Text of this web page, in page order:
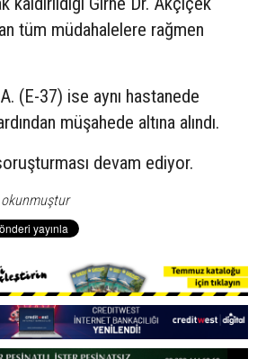
tüm müdahalelere rağmen
(E-37) ise aynı hastanede
müşahede altına alındı.
devam ediyor.